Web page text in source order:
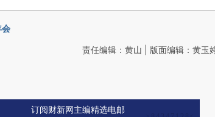
会
责任编辑：黄山 | 版面编辑：黄玉
订阅财新网主编精选电邮